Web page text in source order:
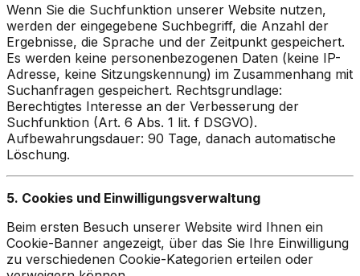
Wenn Sie die Suchfunktion unserer Website nutzen,
werden der eingegebene Suchbegriff, die Anzahl der
Ergebnisse, die Sprache und der Zeitpunkt gespeichert.
Es werden keine personenbezogenen Daten (keine IP-
Adresse, keine Sitzungskennung) im Zusammenhang mit
Suchanfragen gespeichert. Rechtsgrundlage:
Berechtigtes Interesse an der Verbesserung der
Suchfunktion (Art. 6 Abs. 1 lit. f DSGVO).
Aufbewahrungsdauer: 90 Tage, danach automatische
Löschung.
5. Cookies und Einwilligungsverwaltung
Beim ersten Besuch unserer Website wird Ihnen ein
Cookie-Banner angezeigt, über das Sie Ihre Einwilligung
zu verschiedenen Cookie-Kategorien erteilen oder